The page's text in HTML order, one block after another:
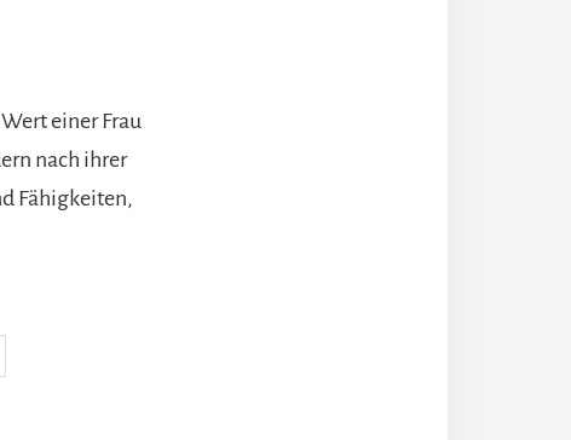
einer Frau
nach ihrer
Fähigkeiten,